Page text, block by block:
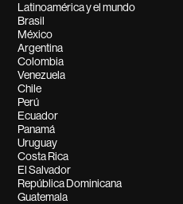
Latinoamérica y el mundo
Brasil
México
Argentina
Colombia
Venezuela
Chile
Perú
Ecuador
Panamá
Uruguay
Costa Rica
El Salvador
República Dominicana
Guatemala